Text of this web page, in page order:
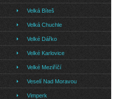
Velká Bíteš
Velká Chuchle
Velké Dářko
Velké Karlovice
Velké Meziříčí
Veselí Nad Moravou
Vimperk